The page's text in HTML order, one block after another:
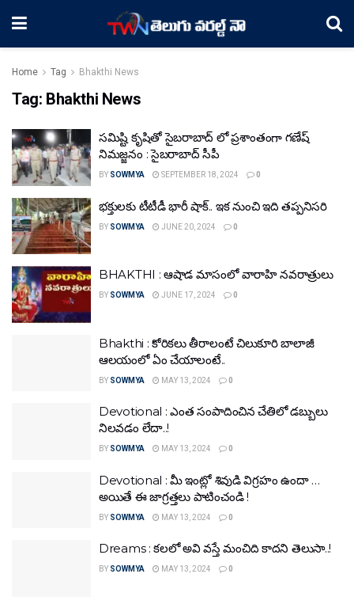
Home Tag Bhakthi News
Tag: Bhakthi News
సమిష్టి కృషితో సైబరాబాద్ లో ప్రశాంతంగా గణేష్
నిమజ్జనం : సైబరాబాద్ సీపీ
BY SOWMYA SEPTEMBER 18, 2024 0
భక్తులకు టీటీడీ భారీ షాక్‌.. ఇక నుంచి ఇది తప్పనిసరి
BY SOWMYA JUNE 20, 2024 0
BHAKTHI : ఆషాడ మాసంలో వారాహి నవరాత్రులు
BY SOWMYA JUNE 17, 2024 0
Bhakthi : కోరికలు తీరాలంటే చిలుకూరి బాలాజీ
ఆలయంలో ఏం చేయాలంటే..
BY SOWMYA MAY 13, 2024 0
Devotional : ఎంత సంపాదించిన చేతిలో డబ్బులు
నిలవడం లేదా..!
BY SOWMYA MAY 13, 2024 0
Devotional : మీ ఇంట్లో శివుడి విగ్రహం ఉందా …
అయితే ఈ జాగ్రత్తలు పాటించండి !
BY SOWMYA MAY 13, 2024 0
Dreams : కలలో అవి వస్తే మంచిది కాదని తెలుసా..!
BY SOWMYA MAY 13, 2024 0